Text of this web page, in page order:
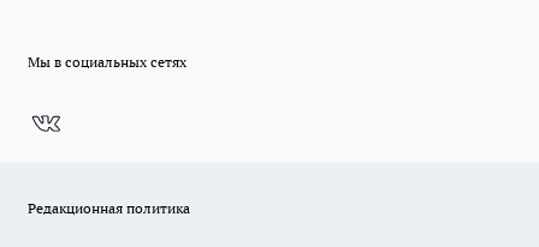
Мы в социальных сетях
Редакционная политика